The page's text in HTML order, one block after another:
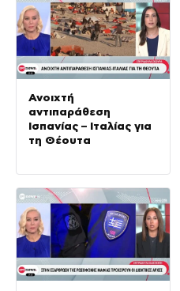
Ανοιχτή
αντιπαράθεση
Ισπανίας – Ιταλίας για
τη Θέουτα